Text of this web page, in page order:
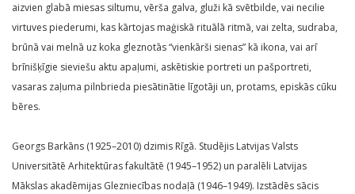
aizvien glabā miesas siltumu, vērša galva, gluži kā svētbilde, vai necilie
virtuves piederumi, kas kārtojas maģiskā rituālā ritmā, vai zelta, sudraba,
brūnā vai melnā uz koka gleznotās “vienkārši sienas” kā ikona, vai arī
brīnišķīgie sieviešu aktu apaļumi, askētiskie portreti un pašportreti,
vasaras zaļuma pilnbrieda piesātinātie līgotāji un, protams, episkās cūku
bēres.
Georgs Barkāns (1925–2010) dzimis Rīgā. Studējis Latvijas Valsts
Universitātē Arhitektūras fakultātē (1945–1952) un paralēli Latvijas
Mākslas akadēmijas Glezniecības nodaļā (1946–1949). Izstādēs sācis